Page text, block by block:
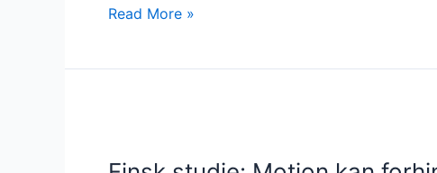
Læge:
Read More »